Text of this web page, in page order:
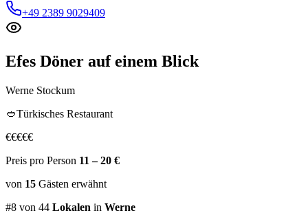
+49 2389 9029409
Efes Döner auf einem Blick
Werne Stockum
🥙Türkisches Restaurant
€€€€€
Preis pro Person 11 – 20 €
von 15 Gästen erwähnt
#8 von 44 Lokalen in Werne